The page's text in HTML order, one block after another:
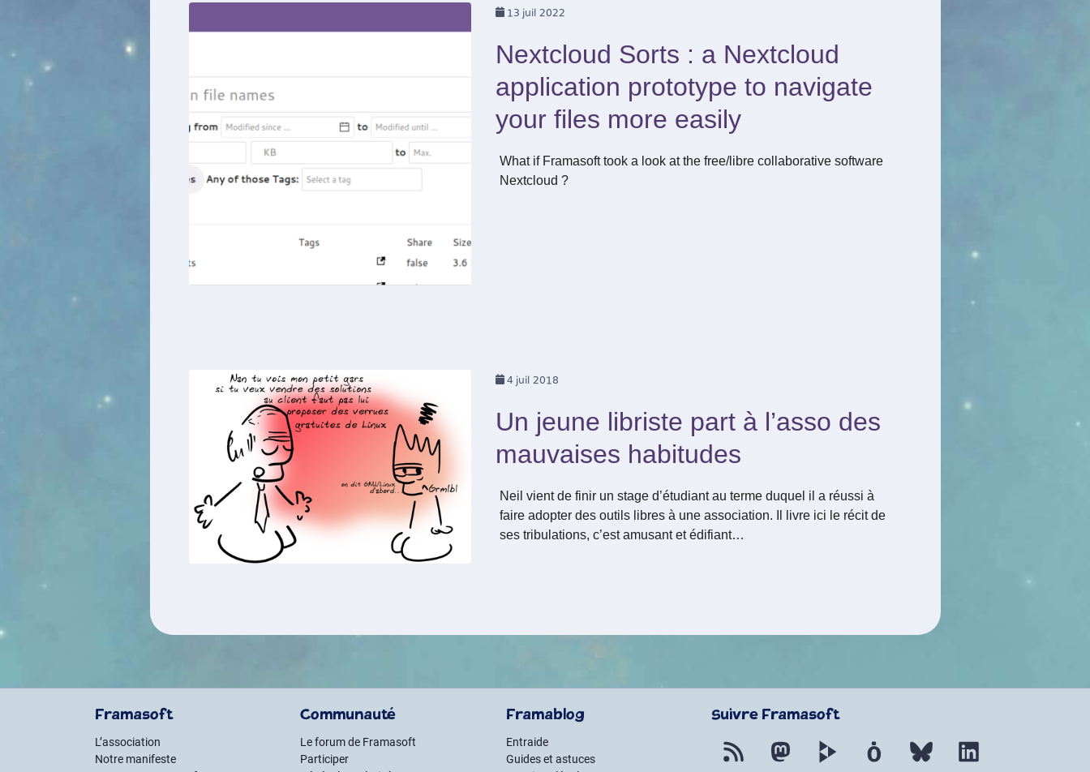
13 juil 2022
Nextcloud Sorts : a Nextcloud
application prototype to navigate
your files more easily
What if Framasoft took a look at the free/libre collaborative software
Nextcloud ?
4 juil 2018
Un jeune libriste part à l’asso des
mauvaises habitudes
Neil vient de finir un stage d’étudiant au terme duquel il a réussi à
faire adopter des outils libres à une association. Il livre ici le récit de
ses tribulations, c’est amusant et édifiant…
Framasoft
L’association
Notre manifeste
Communauté
Le forum de Framasoft
Participer
Framablog
Entraide
Guides et astuces
Suivre Framasoft
Flux RSS Mastodon PeerTube Mobilizon Bluesky